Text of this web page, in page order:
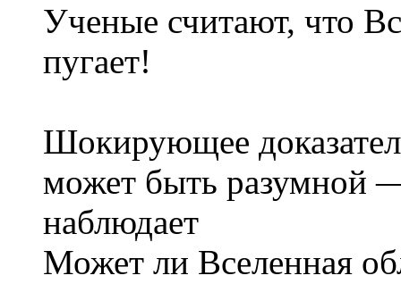
Ученые считают, что
пугает!
Шокирующее
может быть разумной
наблюдает
Может ли Вселенная